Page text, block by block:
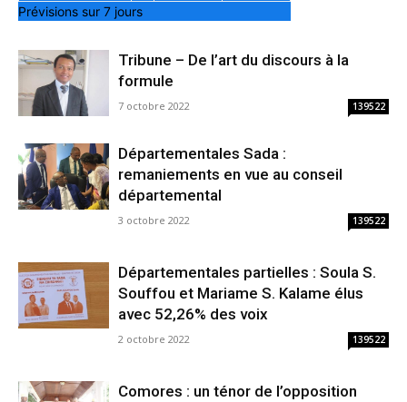
Prévisions sur 7 jours
Tribune – De l’art du discours à la
formule
7 octobre 2022 139522
Départementales Sada :
remaniements en vue au conseil
départemental
3 octobre 2022 139522
Départementales partielles : Soula S.
Souffou et Mariame S. Kalame élus
avec 52,26% des voix
2 octobre 2022 139522
Comores : un ténor de l’opposition